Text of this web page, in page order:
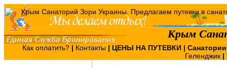
Крым
Как оплатить? | Контакты | ЦЕНЫ НА ПУТЕВКИ |
Геленджик |